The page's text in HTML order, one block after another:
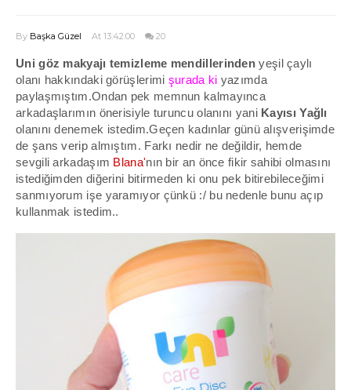
By Başka Güzel At 13:42:00 20
Uni göz makyajı temizleme mendillerindenyeşil çaylı
olanı hakkındaki görüşlerimi şurada ki yazımda
paylaşmıştım.Ondan pek memnun kalmayınca
arkadaşlarımın önerisiyle turuncu olanını yani Kayısı Yağlı
olanını denemek istedim.Geçen kadınlar günü alışverişimde
de şans verip almıştım. Farkı nedir ne değildir, hemde
sevgili arkadaşım Blana'nın bir an önce fikir sahibi olmasını
istediğimden diğerini bitirmeden ki onu pek bitirebileceğimi
sanmıyorum işe yaramıyor çünkü :/ bu nedenle bunu açıp
kullanmak istedim..